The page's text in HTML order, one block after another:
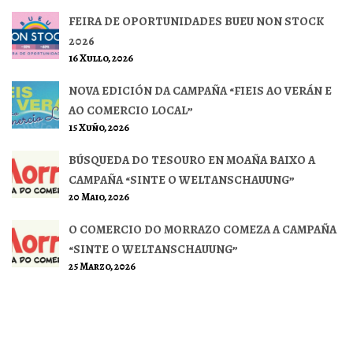
FEIRA DE OPORTUNIDADES BUEU NON STOCK
2026
16 Xullo, 2026
NOVA EDICIÓN DA CAMPAÑA “FIEIS AO VERÁN E
AO COMERCIO LOCAL”
15 Xuño, 2026
BÚSQUEDA DO TESOURO EN MOAÑA BAIXO A
CAMPAÑA “SINTE O WELTANSCHAUUNG”
20 Maio, 2026
O COMERCIO DO MORRAZO COMEZA A CAMPAÑA
“SINTE O WELTANSCHAUUNG”
25 Marzo, 2026